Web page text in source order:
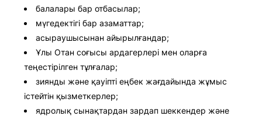
балалары бар отбасылар;
мүгедектігі бар азаматтар;
асыраушысынан айырылғандар;
Ұлы Отан соғысы ардагерлері мен оларға
теңестірілген тұлғалар;
зиянды және қауіпті еңбек жағдайында жұмыс
істейтін қызметкерлер;
ядролық сынақтардан зардап шеккендер және